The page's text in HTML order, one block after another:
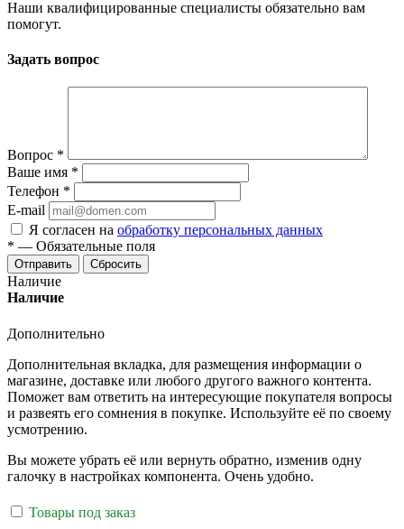
Наши квалифицированные специалисты обязательно вам
помогут.
Задать вопрос
Вопрос *
Ваше имя *
Телефон *
E-mail
Я согласен на обработку персональных данных
* — Обязательные поля
Отправить Сбросить
Наличие
Наличие
Дополнительно
Дополнительная вкладка, для размещения информации о
магазине, доставке или любого другого важного контента.
Поможет вам ответить на интересующие покупателя вопросы
и развеять его сомнения в покупке. Используйте её по своему
усмотрению.
Вы можете убрать её или вернуть обратно, изменив одну
галочку в настройках компонента. Очень удобно.
Товары под заказ